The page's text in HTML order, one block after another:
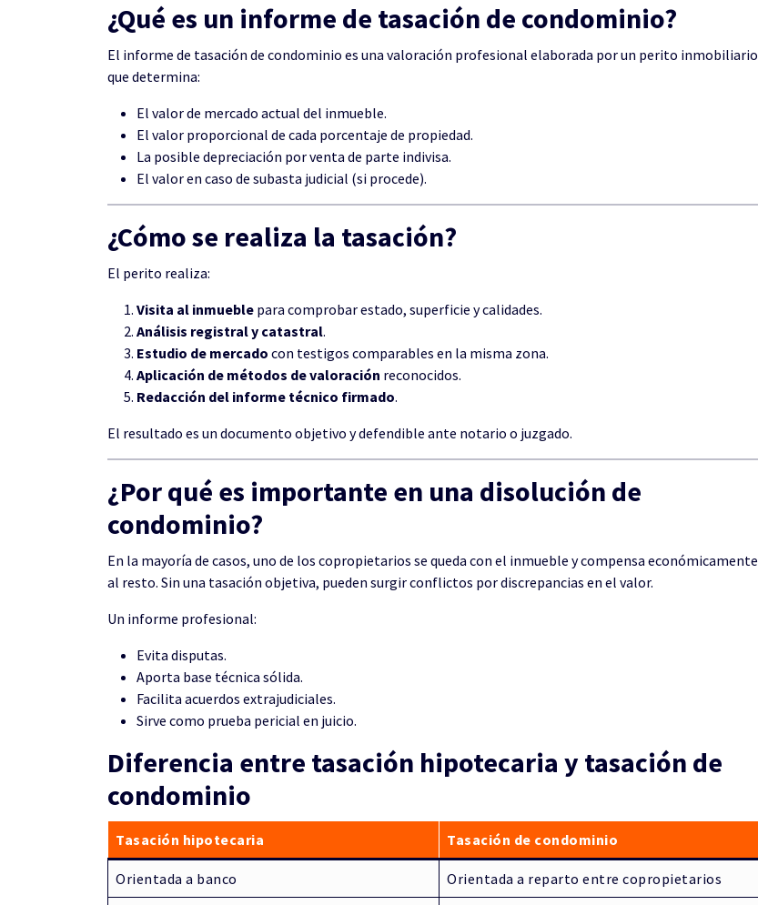
¿Qué es un informe de tasación de condominio?
El informe de tasación de condominio es una valoración profesional elaborada por un perito inmobiliario
que determina:
El valor de mercado actual del inmueble.
El valor proporcional de cada porcentaje de propiedad.
La posible depreciación por venta de parte indivisa.
El valor en caso de subasta judicial (si procede).
¿Cómo se realiza la tasación?
El perito realiza:
Visita al inmueble para comprobar estado, superficie y calidades.
Análisis registral y catastral.
Estudio de mercado con testigos comparables en la misma zona.
Aplicación de métodos de valoración reconocidos.
Redacción del informe técnico firmado.
El resultado es un documento objetivo y defendible ante notario o juzgado.
¿Por qué es importante en una disolución de
condominio?
En la mayoría de casos, uno de los copropietarios se queda con el inmueble y compensa económicamente
al resto. Sin una tasación objetiva, pueden surgir conflictos por discrepancias en el valor.
Un informe profesional:
Evita disputas.
Aporta base técnica sólida.
Facilita acuerdos extrajudiciales.
Sirve como prueba pericial en juicio.
Diferencia entre tasación hipotecaria y tasación de
condominio
Tasación hipotecaria Tasación de condominio
Orientada a banco Orientada a reparto entre copropietarios